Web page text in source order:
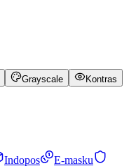
Grayscale Kontras
Indopos
E-masku